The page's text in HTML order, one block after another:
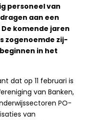
personeel van
aan een
komende jaren
zogenoemde zij-
in het
dat op 11 februari is
van Banken,
PO-
van